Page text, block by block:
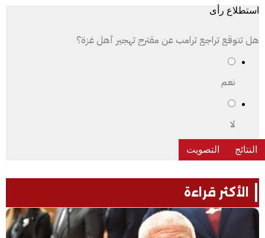
استطلاع رأى
هل تتوقع تراجع ترامب عن مقترح تهجير أهل غزة؟
نعم
لا
الأكثر قراءة